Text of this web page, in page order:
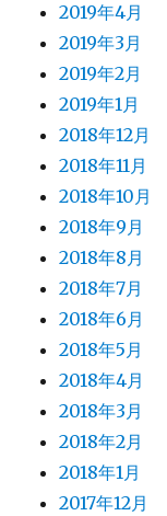
2019年4月
2019年3月
2019年2月
2019年1月
2018年12月
2018年11月
2018年10月
2018年9月
2018年8月
2018年7月
2018年6月
2018年5月
2018年4月
2018年3月
2018年2月
2018年1月
2017年12月